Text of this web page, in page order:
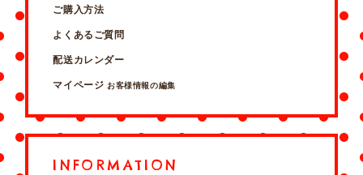
ご購入方法
よくあるご質問
配送カレンダー
マイページ お客様情報の編集
INFORMATION